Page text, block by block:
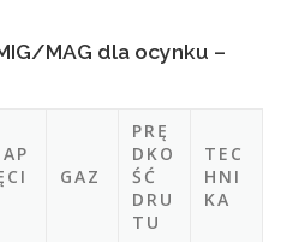
MAG dla ocynku –
GAZ
PRĘ
DKO
ŚĆ
DRU
TU
TEC
HNI
KA